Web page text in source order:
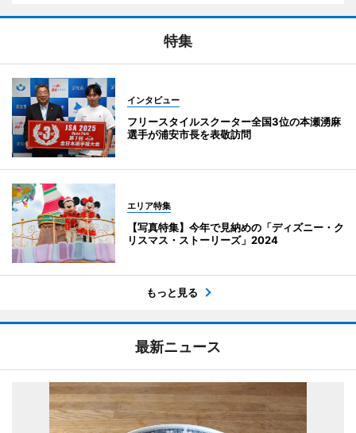
特集
インタビュー
フリースタイルスクーター全国3位の本瀬湧麻
選手が浦安市長を表敬訪問
エリア特集
【写真特集】今年で見納めの「ディズニー・ク
リスマス・ストーリーズ」2024
もっと見る
最新ニュース